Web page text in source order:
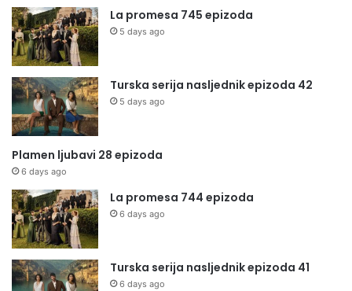
La promesa 745 epizoda
5 days ago
Turska serija nasljednik epizoda 42
5 days ago
Plamen ljubavi 28 epizoda
6 days ago
La promesa 744 epizoda
6 days ago
Turska serija nasljednik epizoda 41
6 days ago